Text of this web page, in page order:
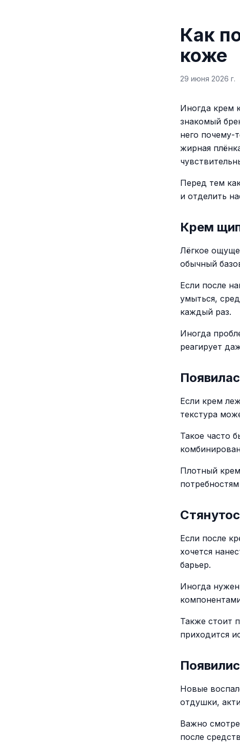
Как
коже
29 июня 2026 г.
Иногда крем
знакомый
него почему-
жирная
Перед тем
и отделить
Крем
Лёгкое
обычный
Если после
умыться,
каждый раз.
Иногда
реагирует
Если крем
текстура
Такое часто
Плотный
Если после
хочется
барьер.
Иногда
Также стоит
приходится
Новые
отдушки,
Важно
после